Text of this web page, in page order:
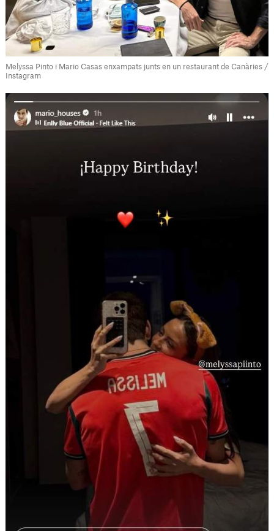
Melyssa Pinto i Mario Casas enxampats junts en un restaurant de Canàries /
Instagram